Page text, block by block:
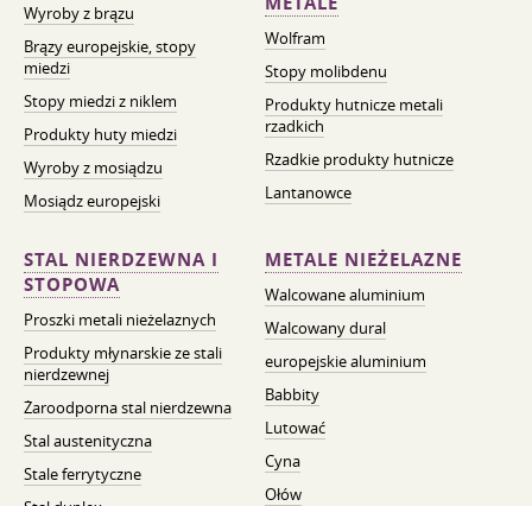
Wyroby z brązu
Brązy europejskie, stopy
miedzi
Stopy miedzi z niklem
Produkty huty miedzi
Wyroby z mosiądzu
Mosiądz europejski
Wolfram
Stopy molibdenu
Produkty hutnicze metali
rzadkich
Rzadkie produkty hutnicze
Lantanowce
STAL NIERDZEWNA I
STOPOWA
Proszki metali nieżelaznych
Produkty młynarskie ze stali
nierdzewnej
Żaroodporna stal nierdzewna
Stal austenityczna
Stale ferrytyczne
METALE NIEŻELAZNE
Walcowane aluminium
Walcowany dural
europejskie aluminium
Babbity
Lutować
Cyna
Ołów